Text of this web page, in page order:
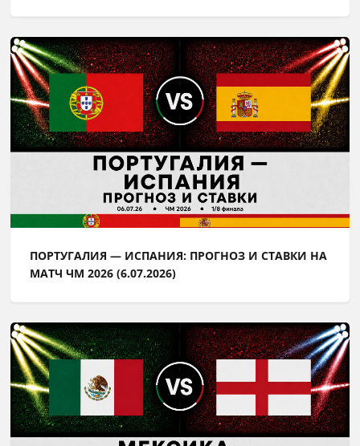
ПОРТУГАЛИЯ — ИСПАНИЯ: ПРОГНОЗ И СТАВКИ НА
МАТЧ ЧМ 2026 (6.07.2026)